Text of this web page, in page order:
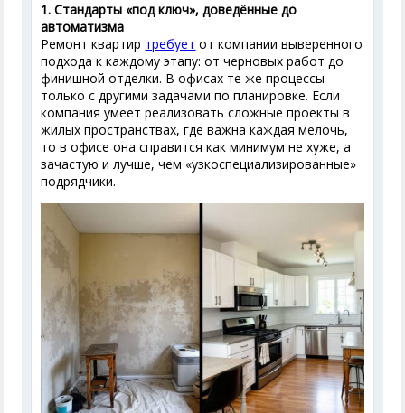
1. Стандарты «под ключ», доведённые до
автоматизма
Ремонт квартир требует от компании выверенного
подхода к каждому этапу: от черновых работ до
финишной отделки. В офисах те же процессы —
только с другими задачами по планировке. Если
компания умеет реализовать сложные проекты в
жилых пространствах, где важна каждая мелочь,
то в офисе она справится как минимум не хуже, а
зачастую и лучше, чем «узкоспециализированные»
подрядчики.